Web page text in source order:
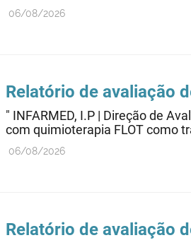
06/08/2026
Relatório de avaliação
" INFARMED, I.P | Direção de
com quimioterapia FLOT como
06/08/2026
Relatório de avaliação